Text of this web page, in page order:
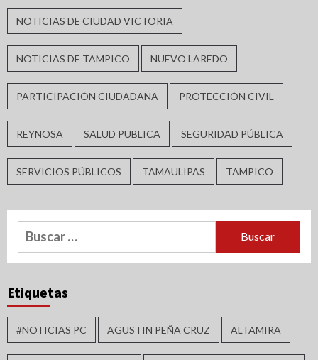
NOTICIAS DE CIUDAD VICTORIA
NOTICIAS DE TAMPICO NUEVO LAREDO
PARTICIPACIÓN CIUDADANA PROTECCIÓN CIVIL
REYNOSA SALUD PUBLICA SEGURIDAD PÚBLICA
SERVICIOS PÚBLICOS TAMAULIPAS TAMPICO
Buscar:
Etiquetas
#NOTICIAS PC AGUSTIN PEÑA CRUZ ALTAMIRA